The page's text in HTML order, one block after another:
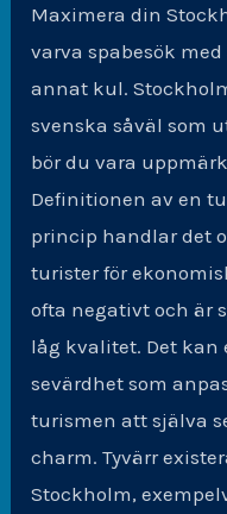
Maximera din
varva spabesök
annat kul.
svenska såväl som
bör du vara
Definitionen av en
princip handlar det
turister för
ofta negativt och är
låg kvalitet. Det kan
sevärdhet som
turismen att själva
charm. Tyvärr
Stockholm,